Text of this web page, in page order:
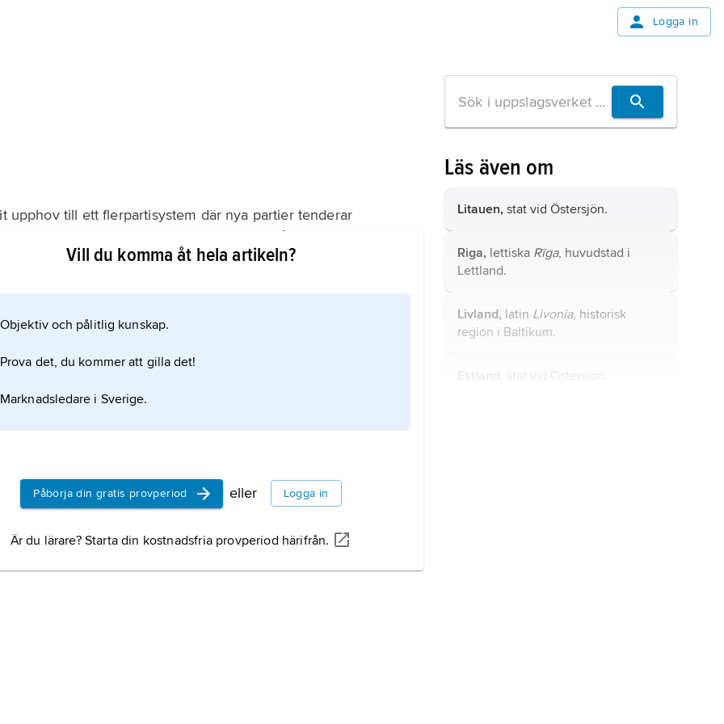
Logga in
upphov till ett flerpartisystem där nya partier tenderar
försvinner. Regeringarna är genomgående
fram till 2002 återfanns det liberala och
Politiken domineras generellt av
Vill du komma åt hela artikeln?
Objektiv och pålitlig kunskap.
Prova det, du kommer att gilla det!
Marknadsledare i Sverige.
Påbörja din gratis provperiod eller Logga in
Är du lärare? Starta din kostnadsfria provperiod härifrån.
Läs även om
Litauen, stat vid Östersjön.
Riga, lettiska Rīga, huvudstad i
Lettland.
Livland, latin Livonia, historisk
region i Baltikum.
Estland, stat vid Östersjön.